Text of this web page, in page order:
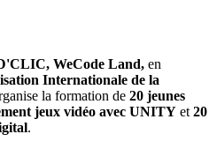
WeCode Land, en
Internationale de la
la formation de 20 jeunes
jeux vidéo avec UNITY et 20
.